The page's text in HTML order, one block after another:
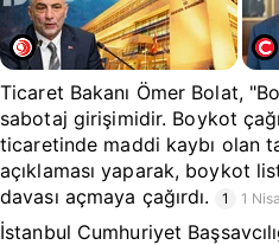
Ticaret Bakanı Ömer Bolat,
sabotaj girişimidir. Boykot
ticaretinde maddi kaybı olan
açıklaması yaparak, boykot
davası açmaya çağırdı.
1 1
İstanbul Cumhuriyet